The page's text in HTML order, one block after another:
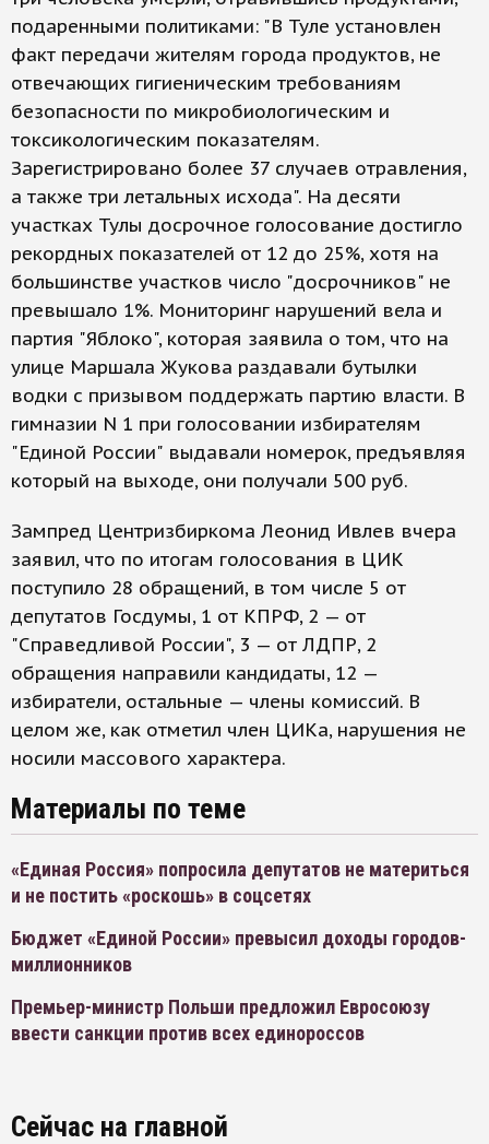
подаренными политиками: "В Туле установлен
факт передачи жителям города продуктов, не
отвечающих гигиеническим требованиям
безопасности по микробиологическим и
токсикологическим показателям.
Зарегистрировано более 37 случаев отравления,
а также три летальных исхода". На десяти
участках Тулы досрочное голосование достигло
рекордных показателей от 12 до 25%, хотя на
большинстве участков число "досрочников" не
превышало 1%. Мониторинг нарушений вела и
партия "Яблоко", которая заявила о том, что на
улице Маршала Жукова раздавали бутылки
водки с призывом поддержать партию власти. В
гимназии N 1 при голосовании избирателям
"Единой России" выдавали номерок, предъявляя
который на выходе, они получали 500 руб.
Зампред Центризбиркома Леонид Ивлев вчера
заявил, что по итогам голосования в ЦИК
поступило 28 обращений, в том числе 5 от
депутатов Госдумы, 1 от КПРФ, 2 — от
"Справедливой России", 3 — от ЛДПР, 2
обращения направили кандидаты, 12 —
избиратели, остальные — члены комиссий. В
целом же, как отметил член ЦИКа, нарушения не
носили массового характера.
Материалы по теме
«Единая Россия» попросила депутатов не материться
и не постить «роскошь» в соцсетях
Бюджет «Единой России» превысил доходы городов-
миллионников
Премьер-министр Польши предложил Евросоюзу
ввести санкции против всех единороссов
Сейчас на главной